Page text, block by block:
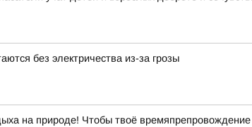
без электричества из-за грозы
на природе! Чтобы твоё